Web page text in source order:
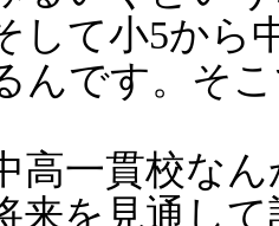
して小5から
んです。そ
一貫校なん
来を見通し